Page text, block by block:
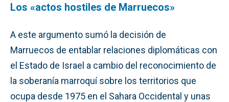
Los «actos hostiles de Marruecos»
A este argumento sumó la decisión de
Marruecos de entablar relaciones diplomáticas con
el Estado de Israel a cambio del reconocimiento de
la soberanía marroquí sobre los territorios que
ocupa desde 1975 en el Sahara Occidental y unas